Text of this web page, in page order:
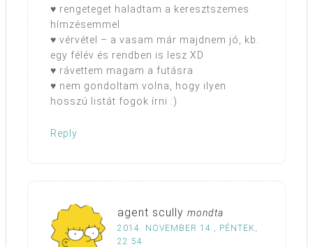
♥ rengeteget haladtam a keresztszemes
hímzésemmel
♥ vérvétel – a vasam már majdnem jó, kb.
egy félév és rendben is lesz XD
♥ rávettem magam a futásra
♥ nem gondoltam volna, hogy ilyen
hosszú listát fogok írni :)
Reply
agent scully mondta
2014. NOVEMBER 14., PÉNTEK,
22:54